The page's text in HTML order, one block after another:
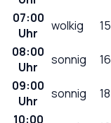
07:00
Uhr
wolkig 15
08:00
Uhr
sonnig 16
09:00
Uhr
sonnig 18
10:00